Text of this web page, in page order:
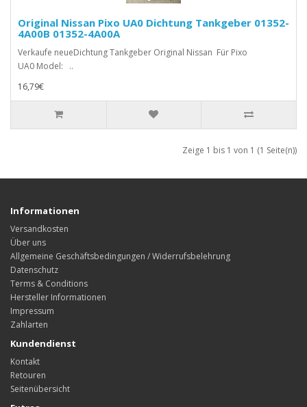
Original Nissan Pixo UA0 Dichtung Tankgeber 01352-
4A00B 01352-4A00A
Verkaufe neueDichtung Tankgeber Original Nissan Für Pixo
UA0 Model: ..
16,79€
Zeige 1 bis 1 von 1 (1 Seite(n))
Informationen
Versandkosten
Über uns
Allgemeine Geschäftsbedingungen / Widerrufsbelehrung
Datenschutz
Terms & Conditions
Hersteller Informationen
Impressum
Zahlarten
Kundendienst
Kontakt
Retouren
Seitenübersicht